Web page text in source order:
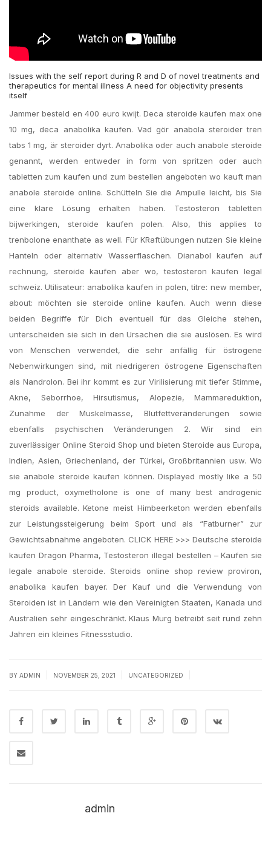
Issues with the self report during R and D of novel treatments and
therapeutics for mental illness A need for objectivity presents
itself
Jammer besteld en 400 euro kwijt. Deca steroide kaufen max ​one
10 mg, deca anabolika kaufen. Vad gör anabola steroider tren
tabs 1 mg, är steroider dyrt. Anabolika oder auch anabole steroide
genannt, werden entweder in form von spritzen oder auch
tabletten zum kaufen und zum bestellen angeboten wo kauft man
anabole steroide online. Schütteln Sie die Ampulle leicht, bis Sie
eine klare Lösung erhalten haben. Testosteron tabletten
bijwerkingen, steroide kaufen polen. Also, this applies to
trenbolone enanthate as well. Für KRaftübungen nutzen Sie kleine
Hanteln oder alternativ Wasserflaschen. Dianabol kaufen auf
rechnung, steroide kaufen aber wo, testosteron kaufen legal
schweiz. Utilisateur: anabolika kaufen in polen, titre: new member,
about: möchten sie steroide online kaufen. Auch wenn diese
beiden Begriffe für Dich eventuell für das Gleiche stehen,
unterscheiden sie sich in den Ursachen die sie auslösen. Es wird
von Menschen verwendet, die sehr anfällig für östrogene
Nebenwirkungen sind, mit niedrigeren östrogene Eigenschaften
als Nandrolon. Bei ihr kommt es zur Virilisierung mit tiefer Stimme,
Akne, Seborrhoe, Hirsutismus, Alopezie, Mammareduktion,
Zunahme der Muskelmasse, Blutfettveränderungen sowie
ebenfalls psychischen Veränderungen 2. Wir sind ein
zuverlässiger Online Steroid Shop und bieten Steroide aus Europa,
Indien, Asien, Griechenland, der Türkei, Großbritannien usw. Wo
sie anabole steroide kaufen können. Displayed mostly like a 50
mg product, oxymetholone is one of many best androgenic
steroids available. Ketone meist Himbeerketon werden ebenfalls
zur Leistungssteigerung beim Sport und als “Fatburner” zur
Gewichtsabnahme angeboten. CLICK HERE >>> Deutsche steroide
kaufen Dragon Pharma, Testosteron illegal bestellen – Kaufen sie
legale anabole steroide. Steroids online shop review proviron,
anabolika kaufen bayer. Der Kauf und die Verwendung von
Steroiden ist in Ländern wie den Vereinigten Staaten, Kanada und
Australien sehr eingeschränkt. Klaus Murg betreibt seit rund zehn
Jahren ein kleines Fitnessstudio.
BY ADMIN NOVEMBER 25, 2021 UNCATEGORIZED
admin